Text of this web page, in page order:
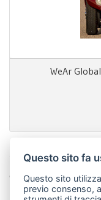
WeAr
Condividi questa
Facebook
Twitter
Questo sito fa
Questo sito
previo consenso,